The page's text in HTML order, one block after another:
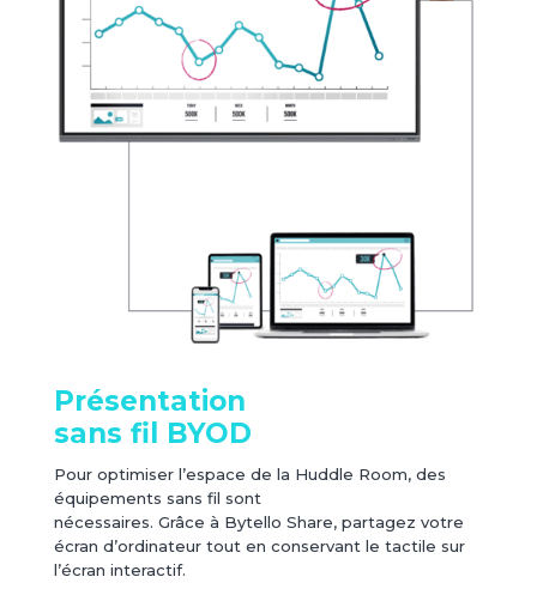
Présentation
sans fil BYOD
Pour optimiser l’espace de la Huddle Room, des
équipements sans fil sont
nécessaires. Grâce à Bytello Share, partagez votre
écran d’ordinateur tout en conservant le tactile sur
l’écran interactif.